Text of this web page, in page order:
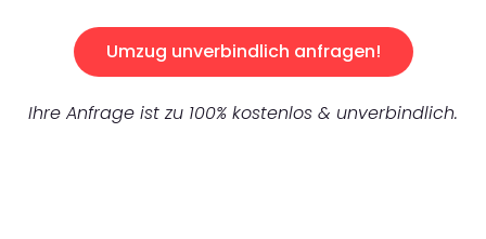
Umzug unverbindlich anfragen!
Ihre Anfrage ist zu 100% kostenlos & unverbindlich.